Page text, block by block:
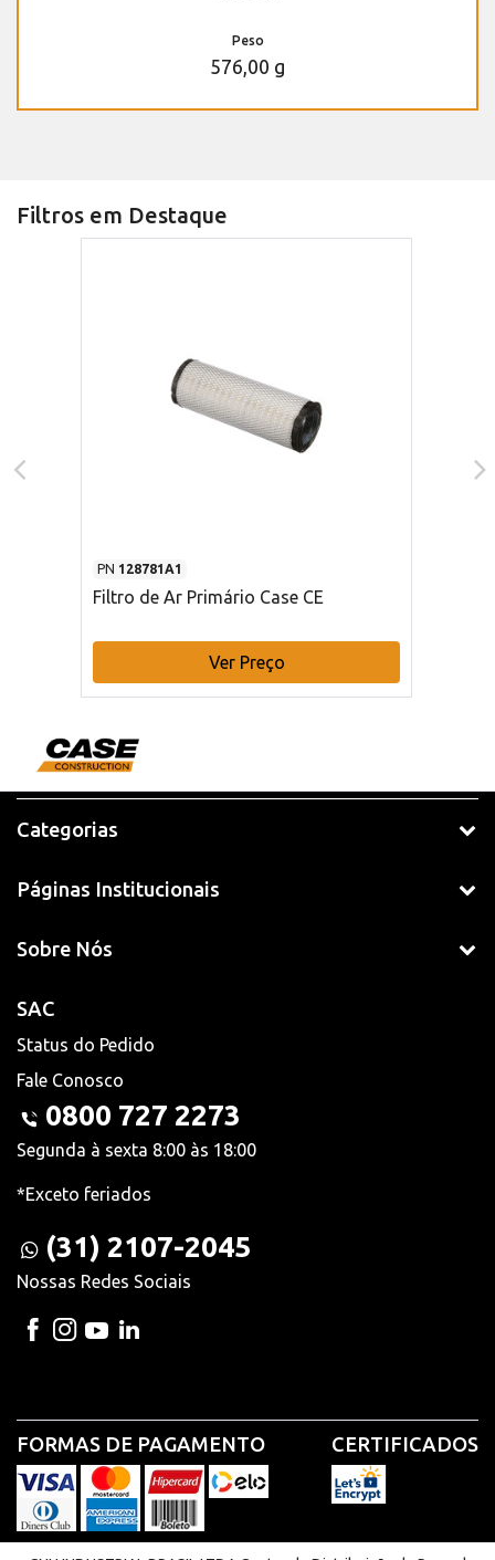
Peso
576,00 g
Filtros em Destaque
PN 128781A1
Filtro de Ar Primário Case CE
Ver Preço
Categorias
Páginas Institucionais
Sobre Nós
SAC
Status do Pedido
Fale Conosco
0800 727 2273
Segunda à sexta 8:00 às 18:00
*Exceto feriados
(31) 2107-2045
Nossas Redes Sociais
FORMAS DE PAGAMENTO CERTIFICADOS